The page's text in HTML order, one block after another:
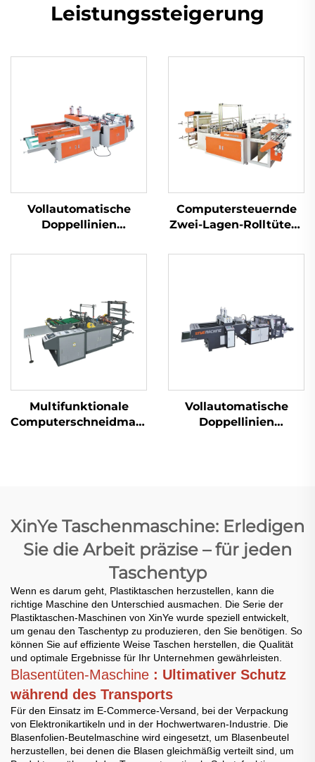
Leistungssteigerung
Vollautomatische
Doppellinien
für die Herstellung
Computersteuernde
Zwei-Lagen-Rolltüten-
und Flachtüten
Multifunktionale
Computerschneidmaschine
Vollautomatische
Doppellinien
XinYe Taschenmaschine: Erledigen
Sie die Arbeit präzise – für jeden
Taschentyp
Wenn es darum geht, Plastiktaschen herzustellen, kann die
richtige Maschine den Unterschied ausmachen. Die Serie der
Plastiktaschen-Maschinen von XinYe wurde speziell entwickelt,
um genau den Taschentyp zu produzieren, den Sie benötigen. So
können Sie auf effiziente Weise Taschen herstellen, die Qualität
und optimale Ergebnisse für Ihr Unternehmen gewährleisten.
Blasentüten-Maschine : Ultimativer Schutz
während des Transports
Für den Einsatz im E-Commerce-Versand, bei der Verpackung
von Elektronikartikeln und in der Hochwertwaren-Industrie. Die
Blasenfolien-Beutelmaschine wird eingesetzt, um Blasenbeutel
herzustellen, bei denen die Blasen gleichmäßig verteilt sind, um